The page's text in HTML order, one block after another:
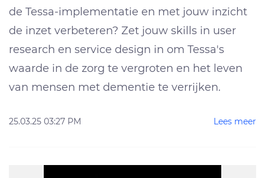
de Tessa-implementatie en met jouw inzicht
de inzet verbeteren? Zet jouw skills in user
research en service design in om Tessa's
waarde in de zorg te vergroten en het leven
van mensen met dementie te verrijken.
25.03.25 03:27 PM Lees meer